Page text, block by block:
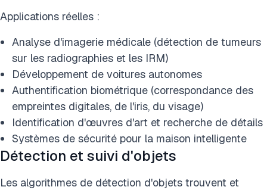
Applications réelles :
Analyse d'imagerie médicale (détection de tumeurs
sur les radiographies et les IRM)
Développement de voitures autonomes
Authentification biométrique (correspondance des
empreintes digitales, de l'iris, du visage)
Identification d'œuvres d'art et recherche de détails
Systèmes de sécurité pour la maison intelligente
Détection et suivi d'objets
Les algorithmes de détection d'objets trouvent et